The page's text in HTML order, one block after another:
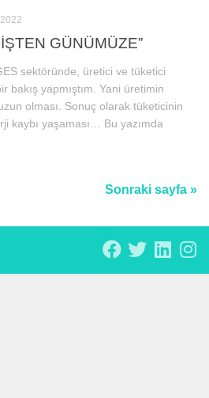
GÜNÜMÜZE”
sektöründe, üretici ve tüketici
bakış yapmıştım. Yani üretimin
olması. Sonuç olarak tüketicinin
kaybı yaşaması… Bu yazımda
Sonraki sayfa »